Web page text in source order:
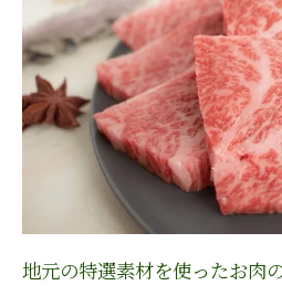
流通コスト削減によ
生産者の顔が見える
質を保ちつつ価格を
スーパーより安い堺市の
流通の工夫
独自の仕入れルート
中間業者を介さない
効率的な在庫管理でロ
地元の特選素材を使ったお肉